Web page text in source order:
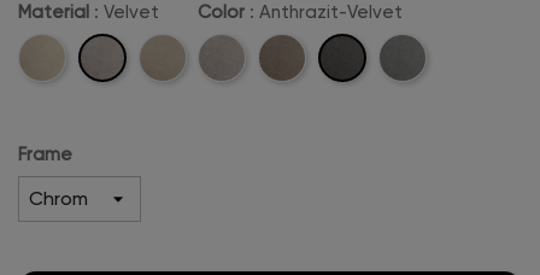
Material : Velvet
Cord Velvet Boucle
Color : Anthrazit-Velvet
Beige-
Camel-Anthrazit-
Velvet
Hellgrau-
Frame